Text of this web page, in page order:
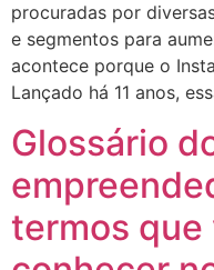
procuradas por
e segmentos para
acontece porque o
Lançado há 11 anos,
Glossário
termos que